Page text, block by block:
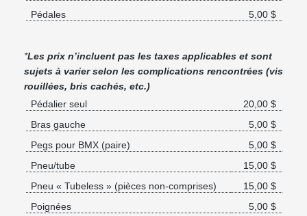
Pédales
5,00 $
*Les prix n’incluent pas les taxes applicables et sont
sujets à varier selon les complications rencontrées (vis
rouillées, bris cachés, etc.)
Pédalier seul
20,00 $
Bras gauche
5,00 $
Pegs pour BMX (paire)
5,00 $
Pneu/tube
15,00 $
Pneu « Tubeless » (pièces non-comprises)
15,00 $
Poignées
5,00 $